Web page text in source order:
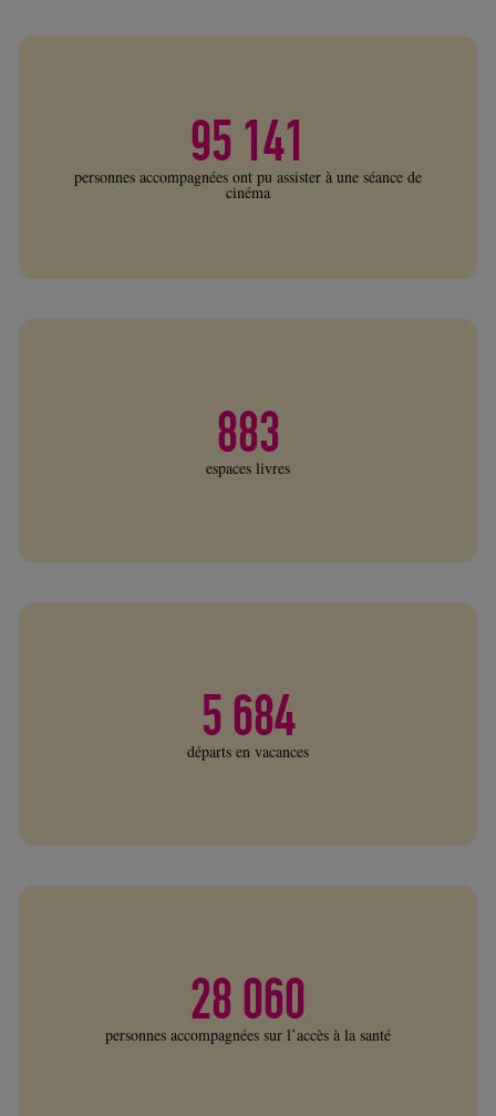
95 141
personnes accompagnées ont pu assister à une séance de
cinéma
883
espaces livres
5 684
départs en vacances
28 060
personnes accompagnées sur l’accès à la santé